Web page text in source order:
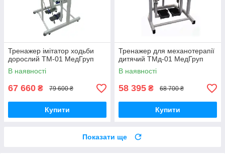
Тренажер імітатор ходьби
дорослий ТМ-01 МедГруп
В наявності
67 660 ₴ 79 600 ₴
Купити
Тренажер для механотерапії
дитячий ТМд-01 МедГруп
В наявності
58 395 ₴ 68 700 ₴
Купити
Показати ще